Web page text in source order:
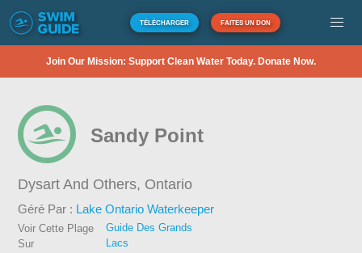
TÉLÉCHARGER FAITES UN DON
Join Our Mission: Support Clean Water Today. Donate Now.
Sandy Point
Dysart And Others, Ontario
Géré Par : Lake Ontario Waterkeeper
Voir Cette Plage
Sur
Guide Des Grands
Lacs